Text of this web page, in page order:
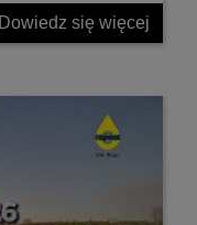
Dowiedz się więcej